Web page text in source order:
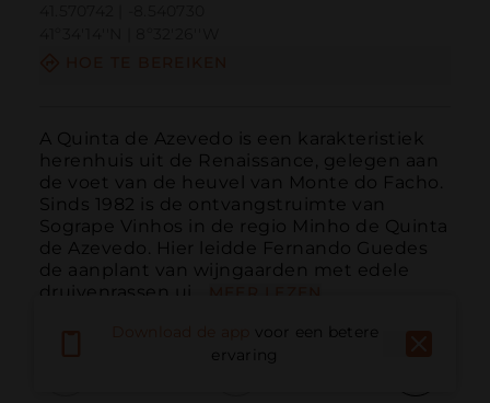
A Quinta de Azevedo is een karakteristiek
herenhuis uit de Renaissance, gelegen aan
de voet van de heuvel van Monte do Facho.
Sinds 1982 is de ontvangstruimte van
Sogrape Vinhos in de regio Minho de Quinta
de Azevedo. Hier leidde Fernando Guedes
de aanplant van wijngaarden met edele
druivenrassen ui...
voor een betere
ervaring